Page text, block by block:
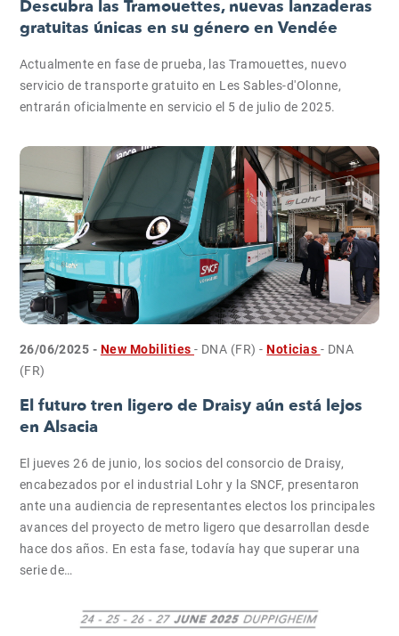
Descubra las Tramouettes, nuevas lanzaderas
gratuitas únicas en su género en Vendée
Actualmente en fase de prueba, las Tramouettes, nuevo
servicio de transporte gratuito en Les Sables-d'Olonne,
entrarán oficialmente en servicio el 5 de julio de 2025.
26/06/2025 - New Mobilities- DNA (FR)-Noticias - DNA
(FR)
El futuro tren ligero de Draisy aún está lejos
en Alsacia
El jueves 26 de junio, los socios del consorcio de Draisy,
encabezados por el industrial Lohr y la SNCF, presentaron
ante una audiencia de representantes electos los principales
avances del proyecto de metro ligero que desarrollan desde
hace dos años. En esta fase, todavía hay que superar una
serie de…